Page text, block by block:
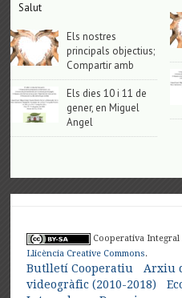
Salut
Els nostres
principals objectius;
Compartir amb
Els dies 10 i 11 de
gener, en Miguel
Angel
Cooperativa
Llicència Creative Commons.
Butlletí Cooperatiu
Arxiu
videogràfic (2010-2018)